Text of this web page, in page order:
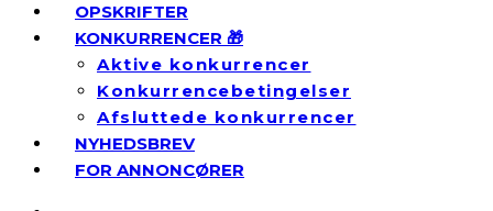
OPSKRIFTER
KONKURRENCER 🎁
Aktive konkurrencer
Konkurrencebetingelser
Afsluttede konkurrencer
NYHEDSBREV
FOR ANNONCØRER